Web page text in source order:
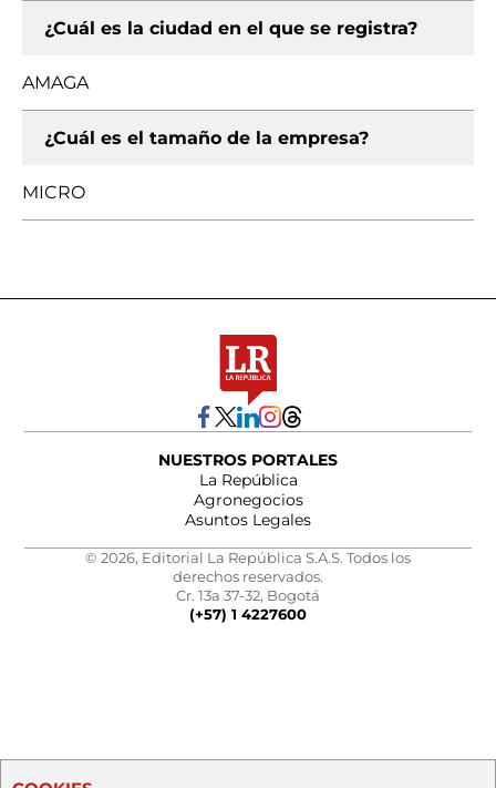
¿Cuál es la ciudad en el que se registra?
AMAGA
¿Cuál es el tamaño de la empresa?
MICRO
NUESTROS PORTALES
La República
Agronegocios
Asuntos Legales
© 2026, Editorial La República S.A.S. Todos los
derechos reservados.
Cr. 13a 37-32, Bogotá
(+57) 1 4227600